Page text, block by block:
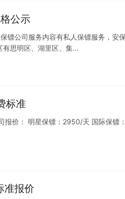
公示
镖公司服务内容有私人保镖服务，安
有思明区、湖里区、集…
标准
报价： 明星保镖：2950/天 国际保
准报价